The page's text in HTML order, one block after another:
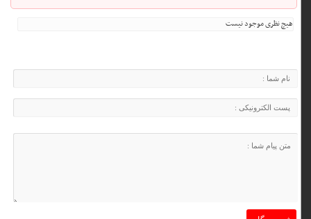
هیچ نظری موجود نیست